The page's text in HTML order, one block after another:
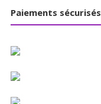
Paiements sécurisés